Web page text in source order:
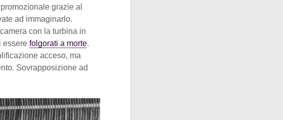
grazie al
ad immaginarlo.
con la turbina in
essere folgorati a morte.
acceso, ma
Sovrapposizione ad